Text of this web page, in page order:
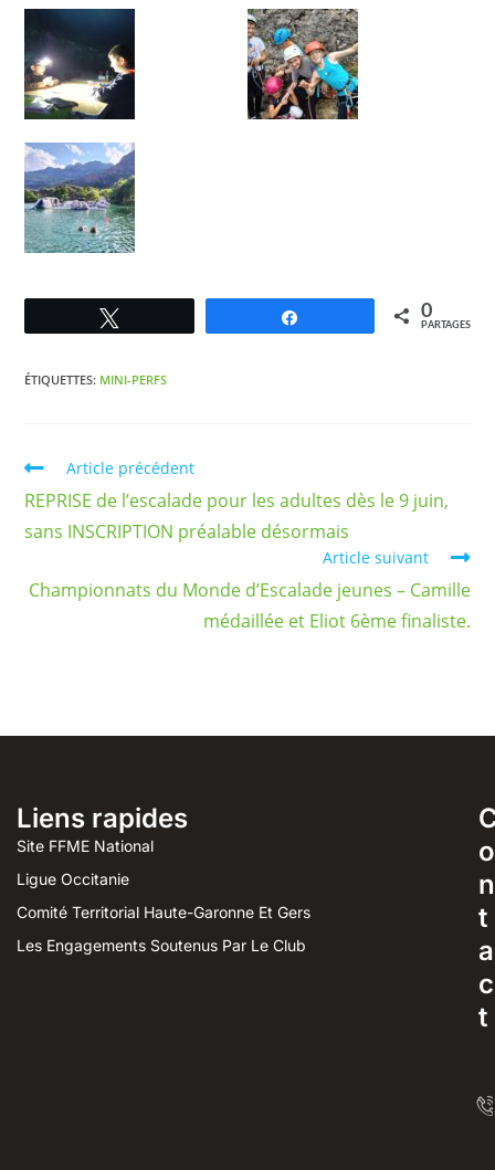
0
PARTAGES
ÉTIQUETTES: MINI-PERFS
Article précédent
REPRISE de l’escalade pour les adultes dès le 9 juin,
sans INSCRIPTION préalable désormais
Article suivant
Championnats du Monde d’Escalade jeunes – Camille
médaillée et Eliot 6ème finaliste.
Liens rapides
Site FFME National
Ligue Occitanie
Comité Territorial Haute-Garonne Et Gers
Les Engagements Soutenus Par Le Club
o
n
t
a
c
t